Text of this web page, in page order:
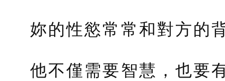
妳的性慾常常和對方的
他不僅需要智慧，也要